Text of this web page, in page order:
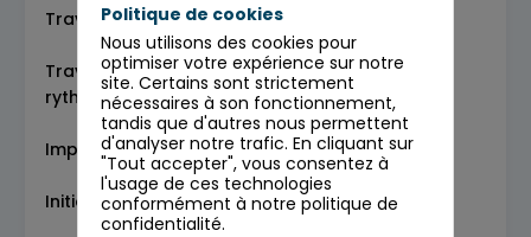
Travail sur la posture : voix, regard, ancrage
Travail vocal : dynamisme, diction, intonation,
rythme
Improvisation
Initiation au storytelling
Politique de cookies
Nous utilisons des cookies pour
optimiser votre expérience sur notre
site. Certains sont strictement
nécessaires à son fonctionnement,
tandis que d'autres nous permettent
d'analyser notre trafic. En cliquant sur
"Tout accepter", vous consentez à
l'usage de ces technologies
conformément à notre politique de
confidentialité.